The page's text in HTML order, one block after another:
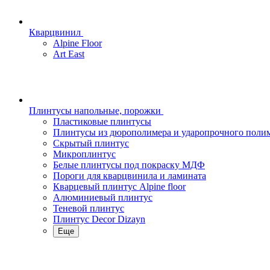
Кварцвинил
Alpine Floor
Art East
Плинтусы напольные, порожки
Пластиковые плинтусы
Плинтусы из дюрополимера и ударопрочного
Скрытый плинтус
Микроплинтус
Белые плинтусы под покраску МДФ
Пороги для кварцвинила и ламината
Кварцевый плинтус Alpine floor
Алюминиевый плинтус
Теневой плинтус
Плинтус Decor Dizayn
Еще